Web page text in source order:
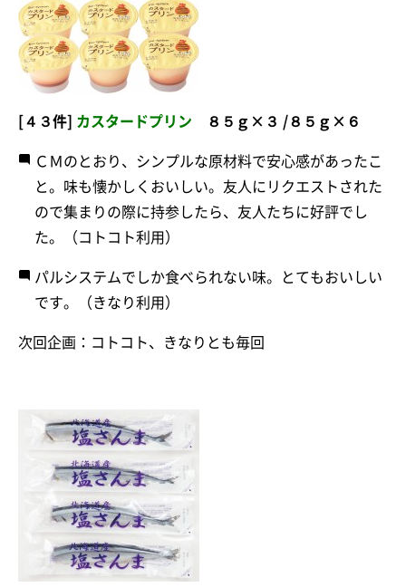
[４３件] カスタードプリン ８５ｇ×３ /８５ｇ×６
ＣＭのとおり、シンプルな原材料で安心感があったこ
と。味も懐かしくおいしい。友人にリクエストされた
ので集まりの際に持参したら、友人たちに好評でし
た。（コトコト利用）
パルシステムでしか食べられない味。とてもおいしい
です。（きなり利用）
次回企画：コトコト、きなりとも毎回